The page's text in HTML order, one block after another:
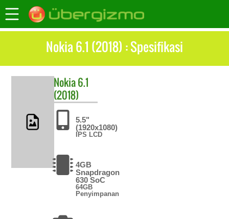
Nokia 6.1 (2018) : Spesifikasi
Nokia6.1
(2018)
5.5"
(1920x1080)
IPS LCD
4GB
Snapdragon
630 SoC
64GB
Penyimpanan